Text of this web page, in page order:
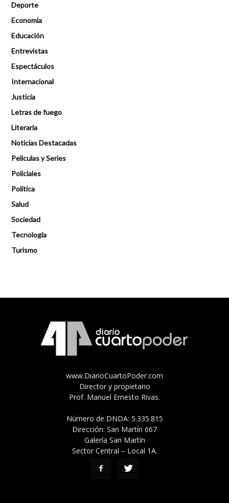
Deporte
Economía
Educación
Entrevistas
Espectáculos
Internacional
Justicia
Letras de fuego
Literaria
Noticias Destacadas
Peliculas y Series
Policiales
Política
Salud
Sociedad
Tecnología
Turismo
www.DiarioCuartoPoder.com
Director y propietario
Prof. Manuel Ernesto Rivas.
Número de DNDA: 5.335.815
Dirección: San Martín 667
Galería San Martín
Sector Central – Local 1A.